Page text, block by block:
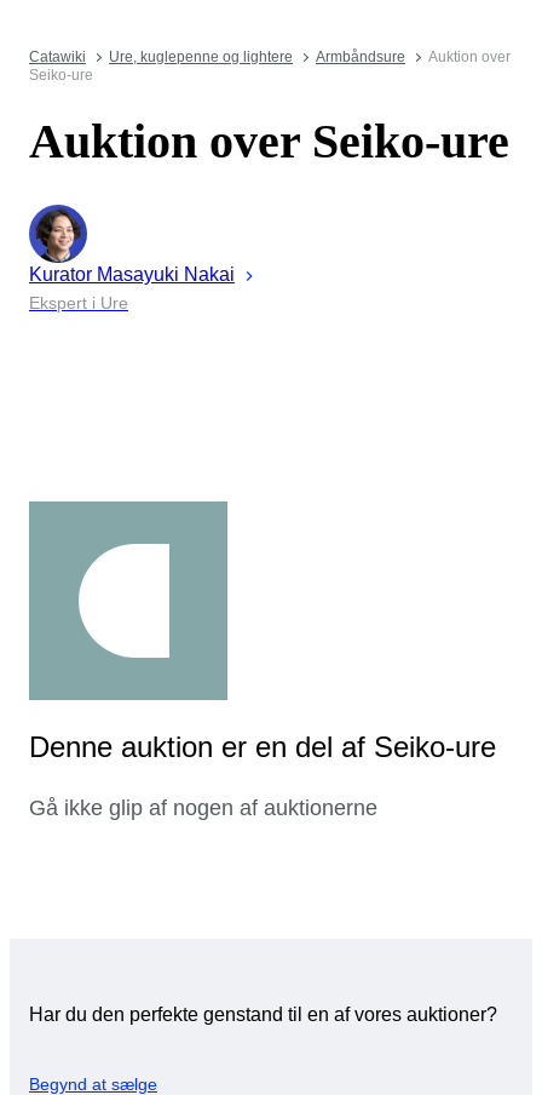
Catawiki Ure, kuglepenne og lightere Armbåndsure
Auktion over
Seiko-ure
Auktion over Seiko-ure
Kurator Masayuki Nakai
Ekspert i Ure
Denne auktion er en del af Seiko-ure
Gå ikke glip af nogen af auktionerne
Har du den perfekte genstand til en af vores auktioner?
Begynd at sælge